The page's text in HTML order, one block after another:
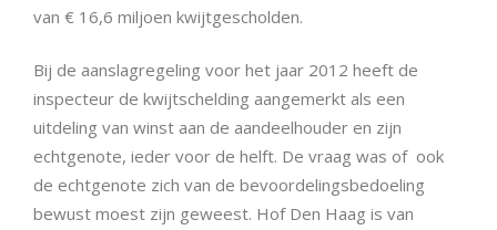
van € 16,6 miljoen kwijtgescholden.
Bij de aanslagregeling voor het jaar 2012 heeft de
inspecteur de kwijtschelding aangemerkt als een
uitdeling van winst aan de aandeelhouder en zijn
echtgenote, ieder voor de helft. De vraag was of ook
de echtgenote zich van de bevoordelingsbedoeling
bewust moest zijn geweest. Hof Den Haag is van